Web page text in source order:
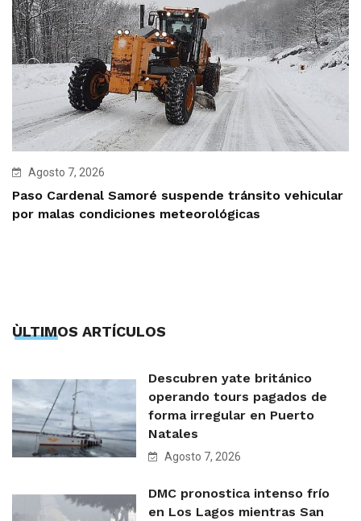
Agosto 7, 2026
Paso Cardenal Samoré suspende tránsito vehicular
por malas condiciones meteorológicas
ÙLTIMOS ARTÍCULOS
Descubren yate británico
operando tours pagados de
forma irregular en Puerto
Natales
Agosto 7, 2026
DMC pronostica intenso frío
en Los Lagos mientras San